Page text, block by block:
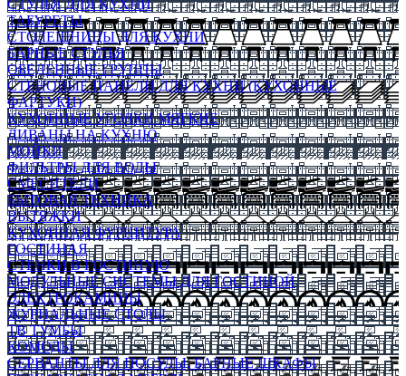
СТУЛЬЯ ДЛЯ КУХНИ
ТАБУРЕТЫ
СТОЛЕШНИЦЫ ДЛЯ КУХНИ
БАРНЫЕ СТУЛЬЯ
ОБЕДЕННЫЕ ГРУППЫ
СТЕНОВЫЕ ПАНЕЛИ ДЛЯ КУХНИ (КУХОННЫЕ
ФАРТУКИ)
КУХОННЫЕ УГОЛКИ МЯГКИЕ
ДИВАНЫ НА КУХНЮ
МОЙКИ
ФИЛЬТРЫ ДЛЯ ВОДЫ
СМЕСИТЕЛИ
БЫТОВАЯ ТЕХНИКА
ВЫТЯЖКИ
КУХОННАЯ ФУРНИТУРА
ГОСТИНАЯ
СТЕНКИ В ГОСТИНУЮ
МОДУЛЬНЫЕ СИСТЕМЫ ДЛЯ ГОСТИНОЙ
ЭЛЕКТРОКАМИНЫ
ЖУРНАЛЬНЫЕ СТОЛЫ
ТВ ТУМБЫ
КОМОДЫ
СЕРВАНТЫ ДЛЯ ПОСУДЫ, БАРНЫЕ ШКАФЫ